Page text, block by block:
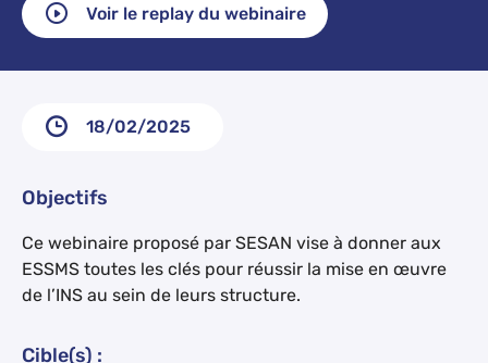
Voir le replay du webinaire
18/02/2025
Objectifs
Ce webinaire proposé par SESAN vise à donner aux
ESSMS toutes les clés pour réussir la mise en œuvre
de l’INS au sein de leurs structure.
Cible(s) :